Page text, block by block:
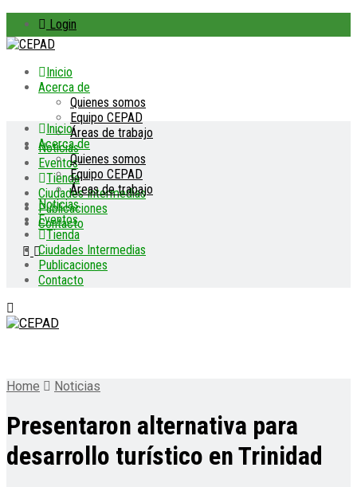
Login
Inicio
Acerca de
Quienes somos
Equipo CEPAD
Áreas de trabajo
Noticias
Eventos
Tienda
Ciudades Intermedias
Publicaciones
Contacto
Inicio
Acerca de
Quienes somos
Equipo CEPAD
Áreas de trabajo
Noticias
Eventos
Tienda
Ciudades Intermedias
Publicaciones
Contacto
Home Noticias
Presentaron alternativa para
desarrollo turístico en Trinidad